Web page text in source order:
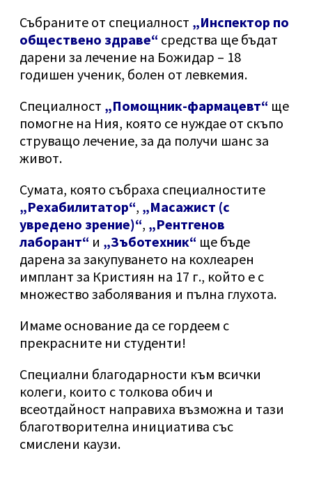
Събраните от специалност „Инспектор по
обществено здраве“ средства ще бъдат
дарени за лечение на Божидар – 18
годишен ученик, болен от левкемия.
Специалност „Помощник-фармацевт“ ще
помогне на Ния, която се нуждае от скъпо
струващо лечение, за да получи шанс за
живот.
Сумата, която събраха специалностите
„Рехабилитатор“, „Масажист (с
увредено зрение)“, „Рентгенов
лаборант“ и „Зъботехник“ ще бъде
дарена за закупуването на кохлеарен
имплант за Кристиян на 17 г., който е с
множество заболявания и пълна глухота.
Имаме основание да се гордеем с
прекрасните ни студенти!
Специални благодарности към всички
колеги, които с толкова обич и
всеотдайност направиха възможна и тази
благотворителна инициатива със
смислени каузи.